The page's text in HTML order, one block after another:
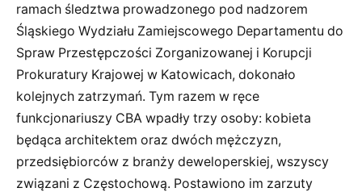
ramach śledztwa prowadzonego pod nadzorem
Śląskiego Wydziału Zamiejscowego Departamentu do
Spraw Przestępczości Zorganizowanej i Korupcji
Prokuratury Krajowej w Katowicach, dokonało
kolejnych zatrzymań. Tym razem w ręce
funkcjonariuszy CBA wpadły trzy osoby: kobieta
będąca architektem oraz dwóch mężczyzn,
przedsiębiorców z branży deweloperskiej, wszyscy
związani z Częstochową. Postawiono im zarzuty